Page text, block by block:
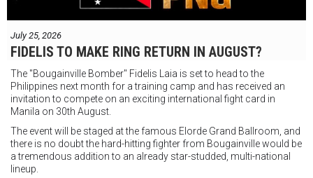
July 25, 2026
FIDELIS TO MAKE RING RETURN IN AUGUST?
The "Bougainville Bomber" Fidelis Laia is set to head to the
Philippines next month for a training camp and has received an
invitation to compete on an exciting international fight card in
Manila on 30th August.
The event will be staged at the famous Elorde Grand Ballroom, and
there is no doubt the hard-hitting fighter from Bougainville would be
a tremendous addition to an already star-studded, multi-national
lineup.